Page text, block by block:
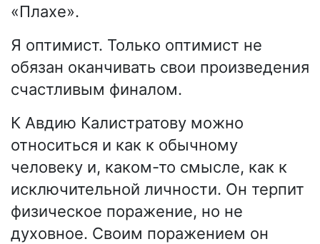
«Плахе».
Я оптимист. Только оптимист не
обязан оканчивать свои произведения
счастливым финалом.
К Авдию Калистратову можно
относиться и как к обычному
человеку и, каком-то смысле, как к
исключительной личности. Он терпит
физическое поражение, но не
духовное. Своим поражением он